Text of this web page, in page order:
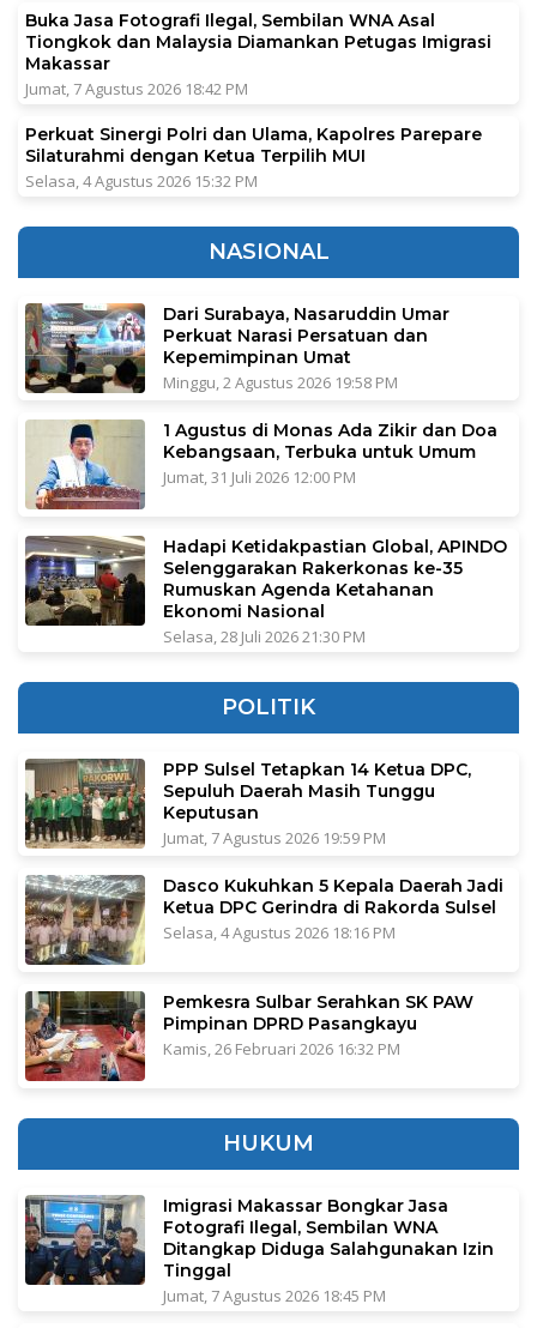
Buka Jasa Fotografi Ilegal, Sembilan WNA Asal
Tiongkok dan Malaysia Diamankan Petugas Imigrasi
Makassar
Jumat, 7 Agustus 2026 18:42 PM
Perkuat Sinergi Polri dan Ulama, Kapolres Parepare
Silaturahmi dengan Ketua Terpilih MUI
Selasa, 4 Agustus 2026 15:32 PM
NASIONAL
Dari Surabaya, Nasaruddin Umar
Perkuat Narasi Persatuan dan
Kepemimpinan Umat
Minggu, 2 Agustus 2026 19:58 PM
1 Agustus di Monas Ada Zikir dan Doa
Kebangsaan, Terbuka untuk Umum
Jumat, 31 Juli 2026 12:00 PM
Hadapi Ketidakpastian Global, APINDO
Selenggarakan Rakerkonas ke-35
Rumuskan Agenda Ketahanan
Ekonomi Nasional
Selasa, 28 Juli 2026 21:30 PM
POLITIK
PPP Sulsel Tetapkan 14 Ketua DPC,
Sepuluh Daerah Masih Tunggu
Keputusan
Jumat, 7 Agustus 2026 19:59 PM
Dasco Kukuhkan 5 Kepala Daerah Jadi
Ketua DPC Gerindra di Rakorda Sulsel
Selasa, 4 Agustus 2026 18:16 PM
Pemkesra Sulbar Serahkan SK PAW
Pimpinan DPRD Pasangkayu
Kamis, 26 Februari 2026 16:32 PM
HUKUM
Imigrasi Makassar Bongkar Jasa
Fotografi Ilegal, Sembilan WNA
Ditangkap Diduga Salahgunakan Izin
Tinggal
Jumat, 7 Agustus 2026 18:45 PM